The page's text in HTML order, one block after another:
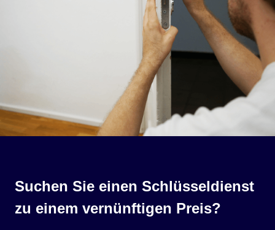
Suchen Sie einen Schlüsseldienst
zu einem vernünftigen Preis?